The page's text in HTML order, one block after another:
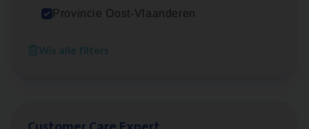
Provincie Oost-Vlaanderen
Wis alle filters
Insu­ran­ce Bro­kerKMO
Antwerpen